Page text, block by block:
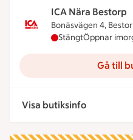
ICA Nära Bestorp
Bonäsvägen 4,
ICA Nära Bestorp
StängtÖppnar
Gå till
Visa butiksinfo